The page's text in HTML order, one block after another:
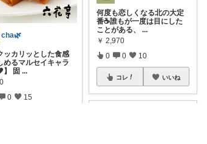
cha🌿
ッカリッとした食感
めるマルセイキャラ
】 固 ...
0 15
何度も恋しくなる北の大定
番☕️誰もが一度は目にした
ことがある、
...
￥ 2,970
0 0 10
コレ いいね